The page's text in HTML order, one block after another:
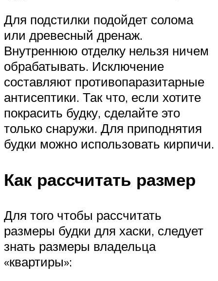
Для подстилки подойдет солома
или древесный дренаж.
Внутреннюю отделку нельзя ничем
обрабатывать. Исключение
составляют противопаразитарные
антисептики. Так что, если хотите
покрасить будку, сделайте это
только снаружи. Для приподнятия
будки можно использовать кирпичи.
Как рассчитать размер
Для того чтобы рассчитать
размеры будки для хаски, следует
знать размеры владельца
«квартиры»: